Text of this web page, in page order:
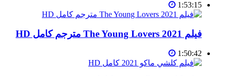
1:53:15
فيلم The Young Lovers 2021 مترجم كامل HD
1:50:42